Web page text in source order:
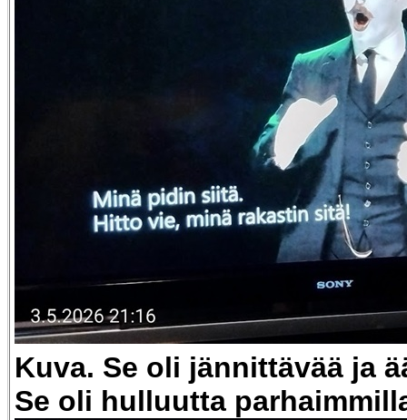
Kuva. Se oli jännittävää ja
Se oli hulluutta